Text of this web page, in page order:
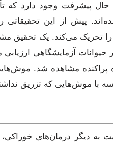
پیشرفت وجود دارد که
هنوز کامل نشده‌اند. پیش از
تحریک می‌کند. یک تحقیق
آزمایشگاهی
مشاهده شد.
با موش‌هایی که تزریق
به دیگر درمان‌های